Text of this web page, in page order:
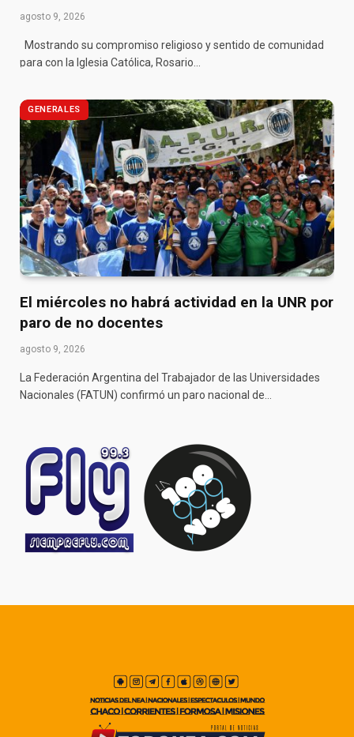
agosto 9, 2026
Mostrando su compromiso religioso y sentido de comunidad
para con la Iglesia Católica, Rosario…
GENERALES
El miércoles no habrá actividad en la UNR por
paro de no docentes
agosto 9, 2026
La Federación Argentina del Trabajador de las Universidades
Nacionales (FATUN) confirmó un paro nacional de…